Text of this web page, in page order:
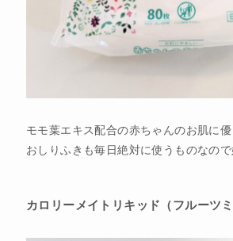
モモ葉エキス配合の赤ちゃんのお肌に優
おしりふきも毎日絶対に使うものなので
カロリーメイトリキッド（フルーツミ